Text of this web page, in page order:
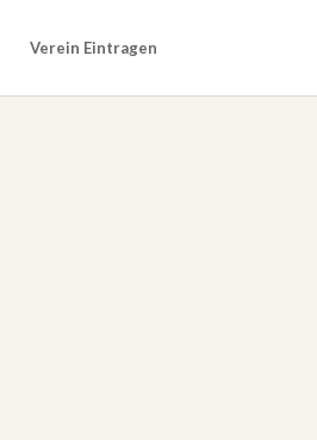
Verein Eintragen